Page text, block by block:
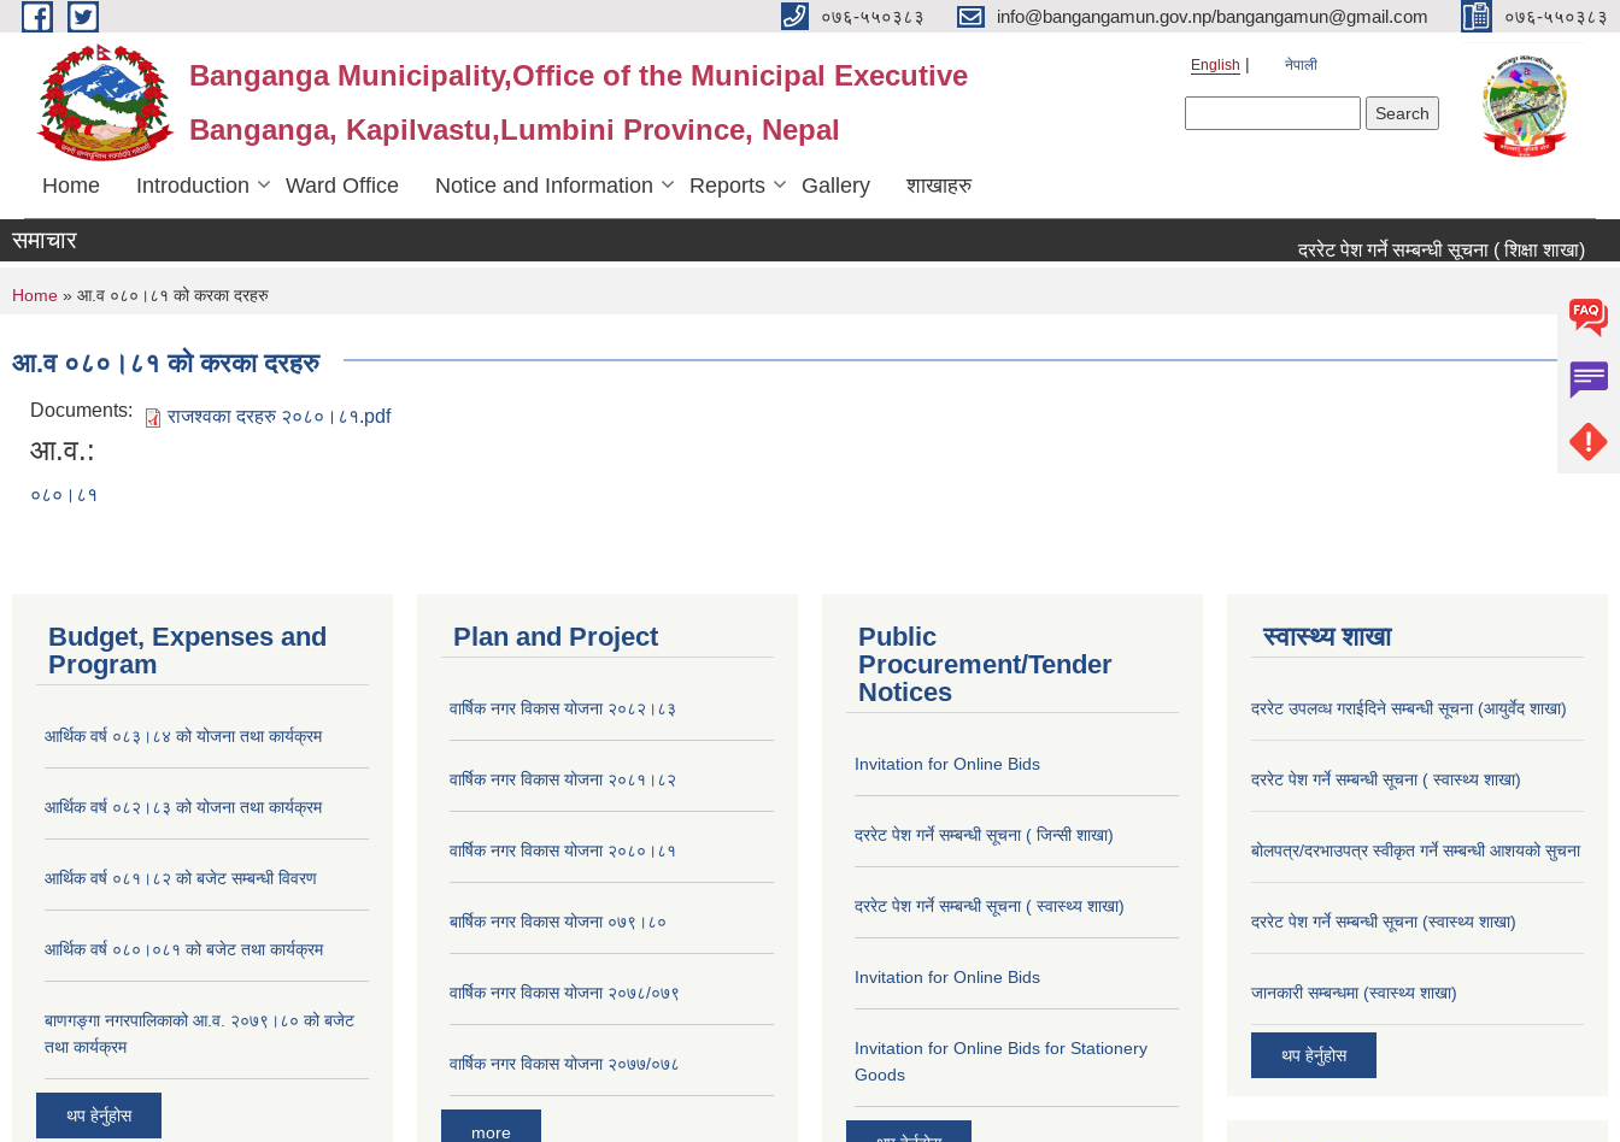
Skip to main content ०७६-५५०३८३ info@bangangamun.gov.np/bangangamun@gmail.com ०७६-५५०३८३
Banganga Municipality,Office of the Municipal Executive
Banganga, Kapilvastu,Lumbini Province, Nepal
English नेपाली
Home Introduction Ward Office Notice and Information Reports Gallery शाखाहरु
समाचार दररेट पेश गर्ने सम्बन्धी सूचना ( शिक्षा शाखा)
You are here
Home » आ.व ०८०।८१ को करका दरहरु
आ.व ०८०।८१ को करका दरहरु
Documents: राजश्वका दरहरु २०८०।८१.pdf
आ.व.:
०८०।८१
Budget, Expenses and
Program
आर्थिक वर्ष ०८३।८४ को योजना तथा कार्यक्रम
आर्थिक वर्ष ०८२।८३ को योजना तथा कार्यक्रम
आर्थिक वर्ष ०८१।८२ को बजेट सम्बन्धी विवरण
आर्थिक वर्ष ०८०।०८१ को बजेट तथा कार्यक्रम
बाणगङ्गा नगरपालिकाको आ.व. २०७९।८० को बजेट
तथा कार्यक्रम
थप हेर्नुहोस
Plan and Project
वार्षिक नगर विकास योजना २०८२।८३
वार्षिक नगर विकास योजना २०८१।८२
वार्षिक नगर विकास योजना २०८०।८१
बार्षिक नगर विकास योजना ०७९।८०
वार्षिक नगर विकास योजना २०७८/०७९
वार्षिक नगर विकास योजना २०७७/०७८
more
Public
Procurement/Tender
Notices
Invitation for Online Bids
दररेट पेश गर्ने सम्बन्धी सूचना ( जिन्सी शाखा)
दररेट पेश गर्ने सम्बन्धी सूचना ( स्वास्थ्य शाखा)
Invitation for Online Bids
Invitation for Online Bids for Stationery
Goods
स्वास्थ्य शाखा
दररेट उपलव्ध गराईदिने सम्बन्धी सूचना (आयुर्वेद शाखा)
दररेट पेश गर्ने सम्बन्धी सूचना ( स्वास्थ्य शाखा)
बोलपत्र/दरभाउपत्र स्वीकृत गर्ने सम्बन्धी आशयको सुचना
दररेट पेश गर्ने सम्बन्धी सूचना (स्वास्थ्य शाखा)
जानकारी सम्बन्धमा (स्वास्थ्य शाखा)
थप हेर्नुहोस